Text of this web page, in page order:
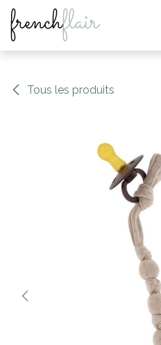
Se rendre au contenu
Tous les produits